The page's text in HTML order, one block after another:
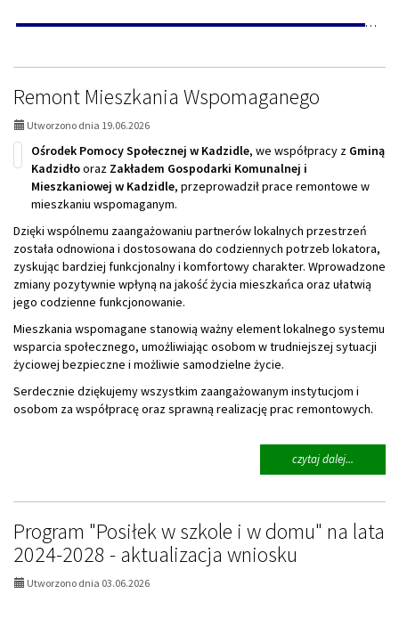
▬▬▬▬▬▬▬▬▬▬▬▬▬▬▬▬▬▬▬▬▬▬▬▬▬▬▬▬▬▬▬▬▬▬▬▬▬▬▬▬▬▬▬▬▬▬
Remont Mieszkania Wspomaganego
Utworzono dnia 19.06.2026
Ośrodek Pomocy Społecznej w Kadzidle, we współpracy z Gminą
Kadzidłooraz Zakładem Gospodarki Komunalnej i
Mieszkaniowej w Kadzidle, przeprowadził prace remontowe w
mieszkaniu wspomaganym.
Dzięki wspólnemu zaangażowaniu partnerów lokalnych przestrzeń
została odnowiona i dostosowana do codziennych potrzeb lokatora,
zyskując bardziej funkcjonalny i komfortowy charakter. Wprowadzone
zmiany pozytywnie wpłyną na jakość życia mieszkańca oraz ułatwią
jego codzienne funkcjonowanie.
Mieszkania wspomagane stanowią ważny element lokalnego systemu
wsparcia społecznego, umożliwiając osobom w trudniejszej sytuacji
życiowej bezpieczne i możliwie samodzielne życie.
Serdecznie dziękujemy wszystkim zaangażowanym instytucjom i
osobom za współpracę oraz sprawną realizację prac remontowych.
czytaj dalej...
temat:
Program "Posiłek w szkole i w domu" na lata
2024-2028 - aktualizacja wniosku
Utworzono dnia 03.06.2026